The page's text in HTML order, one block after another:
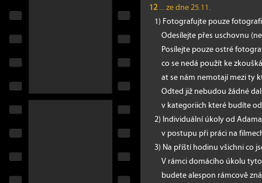
12... ze dne 25.11.
1) Fotografujte pouze
Odesílejte přes uschovnu
Posílejte pouze ostré
co se nedá použít ke
at se nám nemotají mezi ty
Odted již nebudou žádné
v kategoriich které budíte
2) Individuální úkoly od
v postupu při práci na
3) Na příští hodinu všichni co
V rámci domácího úkolu tyto
budete alespon rámcově